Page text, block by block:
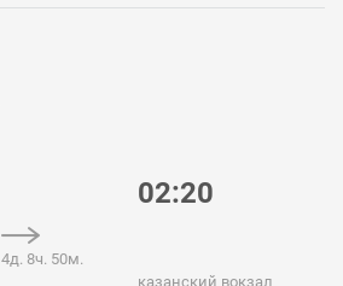
4д. 8ч. 50м.
02:20
казанский вокзал